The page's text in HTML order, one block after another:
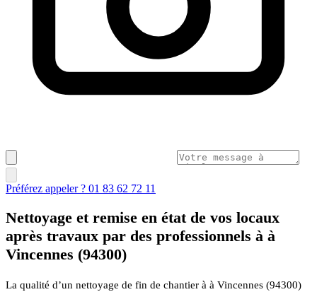
Préférez appeler ? 01 83 62 72 11
Nettoyage et remise en état de vos locaux
après travaux par des professionnels à à
Vincennes (94300)
La qualité d’un nettoyage de fin de chantier à à Vincennes (94300)